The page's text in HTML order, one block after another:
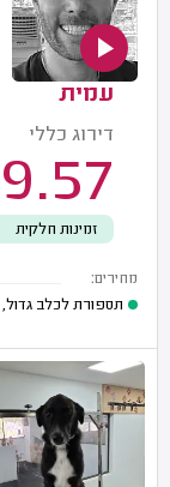
עמית
דירוג כללי
9.57
זמינות חלקית
מחירים:
תספורת לכלב גדול,